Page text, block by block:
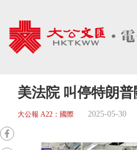
美法院 叫停特朗
大公報 A22：國際 2025-05-30